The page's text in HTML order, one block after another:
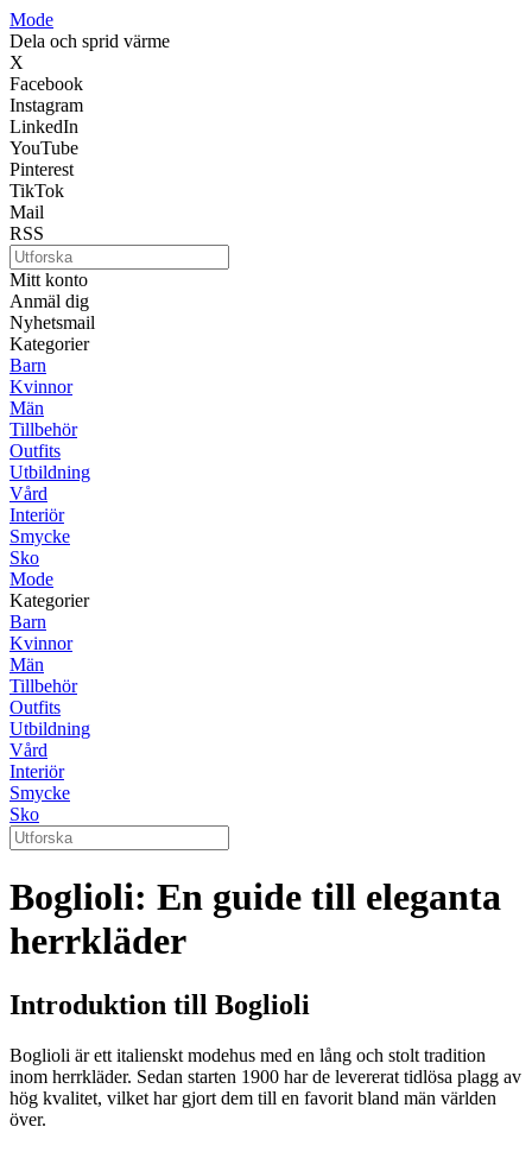
Mode
Dela och sprid värme
X
Facebook
Instagram
LinkedIn
YouTube
Pinterest
TikTok
Mail
RSS
Mitt konto
Anmäl dig
Nyhetsmail
Kategorier
Barn
Kvinnor
Män
Tillbehör
Outfits
Utbildning
Vård
Interiör
Smycke
Sko
Mode
Kategorier
Barn
Kvinnor
Män
Tillbehör
Outfits
Utbildning
Vård
Interiör
Smycke
Sko
Boglioli: En guide till eleganta
herrkläder
Introduktion till Boglioli
Boglioli är ett italienskt modehus med en lång och stolt tradition
inom herrkläder. Sedan starten 1900 har de levererat tidlösa plagg av
hög kvalitet, vilket har gjort dem till en favorit bland män världen
över.